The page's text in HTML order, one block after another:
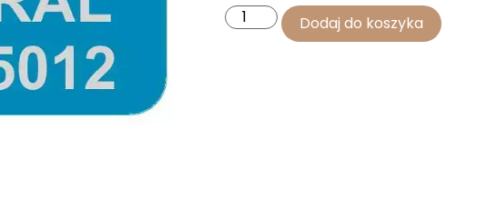
Dodaj do koszyka